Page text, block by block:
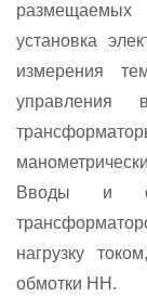
размещаемых
установка
измерения
управления
Вводы и
нагрузку
обмотки НН.